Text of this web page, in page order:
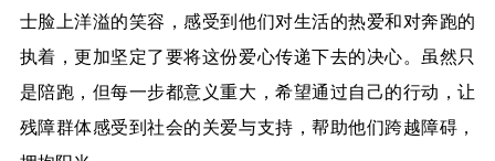
士脸上洋溢的笑容，感受到他们对生活的热爱和对奔跑的
执着，更加坚定了要将这份爱心传递下去的决心。虽然只
是陪跑，但每一步都意义重大，希望通过自己的行动，让
残障群体感受到社会的关爱与支持，帮助他们跨越障碍，